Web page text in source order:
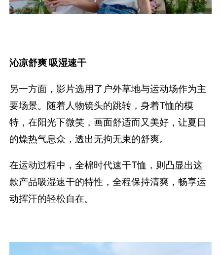
沁凉舒爽 吸湿速干
另一方面，影片选用了户外草地与运动场作为主
要场景。随着人物镜头的跳转，身着T恤的模
特，在阳光下微笑，画面舒适而又美好，让夏日
的燥热气息众，透出无拘无束的舒爽。
在运动过程中，全棉时代速干T恤，则凸显出这
款产品吸湿速干的特性，全程保持清爽，畅享运
动挥汗的轻松自在。